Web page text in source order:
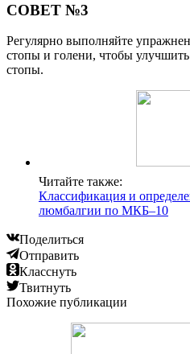
СОВЕТ №3
Регулярно выполняйте
стопы и голени, чтобы
стопы.
Читайте также:
Классификация и
люмбалгии по МКБ–10
Поделиться
Отправить
Класснуть
Твитнуть
Похожие публикации